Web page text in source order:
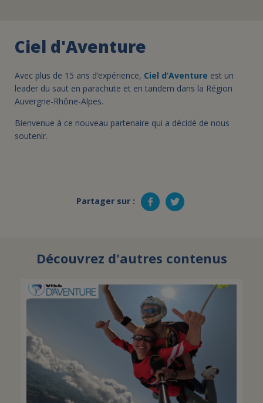
Ciel d'Aventure
Avec plus de 15 ans d’expérience, Ciel d’Aventure est un
leader du saut en parachute et en tandem dans la Région
Auvergne-Rhône-Alpes.
Bienvenue à ce nouveau partenaire qui a décidé de nous
soutenir.
Partager sur :
Découvrez d'autres contenus